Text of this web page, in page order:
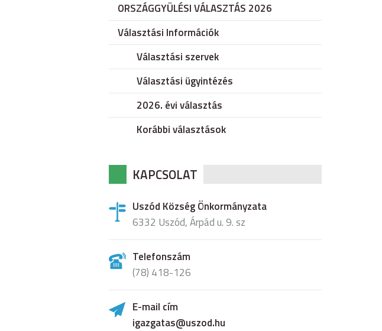
ORSZÁGGYÜLÉSI VÁLASZTÁS 2026
Választási Információk
Választási szervek
Választási ügyintézés
2026. évi választás
Korábbi választások
KAPCSOLAT
Uszód Község Önkormányzata
6332 Uszód, Árpád u. 9. sz
Telefonszám
(78) 418-126
E-mail cím
igazgatas@uszod.hu